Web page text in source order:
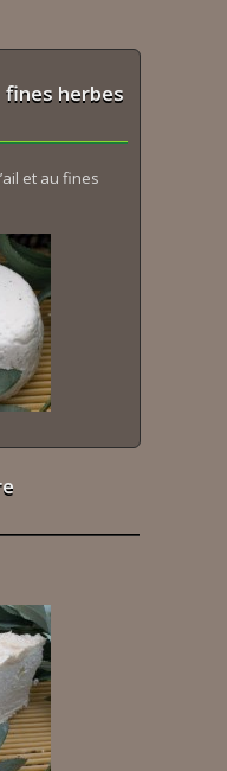
herbes
et au fines